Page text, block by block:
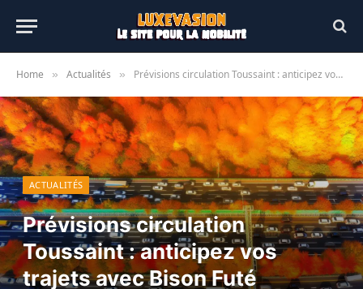
Home » Actualités » Prévisions circulation Toussaint : anticipez vos trajets avec Bison Futé
ACTUALITÉS
Prévisions circulation
Toussaint : anticipez vos
trajets avec Bison Futé